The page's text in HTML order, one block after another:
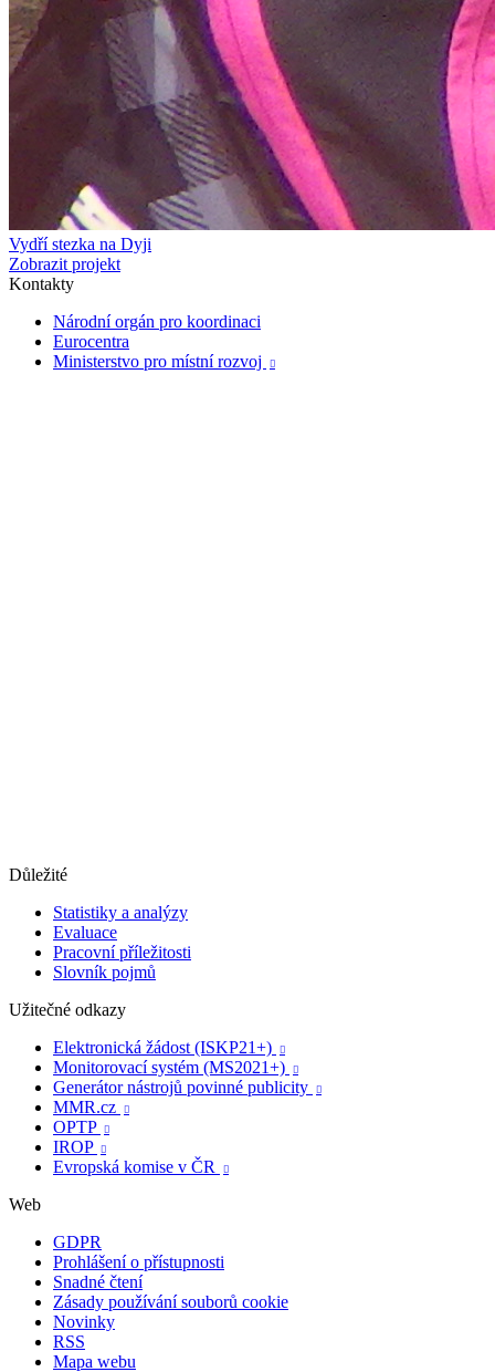
Vydří stezka na Dyji
Zobrazit projekt
Kontakty
Národní orgán pro koordinaci
Eurocentra
Ministerstvo pro místní rozvoj

Důležité
Statistiky a analýzy
Evaluace
Pracovní příležitosti
Slovník pojmů
Užitečné odkazy
Elektronická žádost (ISKP21+)

Monitorovací systém (MS2021+) 
Generátor nástrojů povinné publicity 
MMR.cz 
OPTP 
IROP 
Evropská komise v ČR 
Web
GDPR
Prohlášení o přístupnosti
Snadné čtení
Zásady používání souborů cookie
Novinky
RSS
Mapa webu